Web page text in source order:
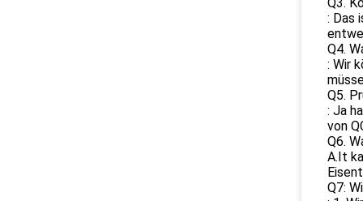
: Das
Q4.
: Wir
Q5.
: Ja
von
Q6.
A.It
Q7: